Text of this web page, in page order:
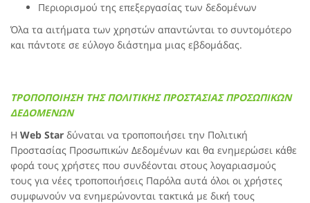
Περιορισμού της επεξεργασίας των δεδομένων
Όλα τα αιτήματα των χρηστών απαντώνται το συντομότερο
και πάντοτε σε εύλογο διάστημα μιας εβδομάδας.
ΤΡΟΠΟΠΟΙΗΣΗ ΤΗΣ ΠΟΛΙΤΙΚΗΣ ΠΡΟΣΤΑΣΙΑΣ ΠΡΟΣΩΠΙΚΩΝ
ΔΕΔΟΜΕΝΩΝ
H Web Star δύναται να τροποποιήσει την Πολιτική
Προστασίας Προσωπικών Δεδομένων και θα ενημερώσει κάθε
φορά τους χρήστες που συνδέονται στους λογαριασμούς
τους για νέες τροποποιήσεις Παρόλα αυτά όλοι οι χρήστες
συμφωνούν να ενημερώνονται τακτικά με δική τους